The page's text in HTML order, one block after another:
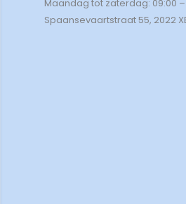
Maandag tot zaterdag: 09:00 –
Spaansevaartstraat 55, 2022